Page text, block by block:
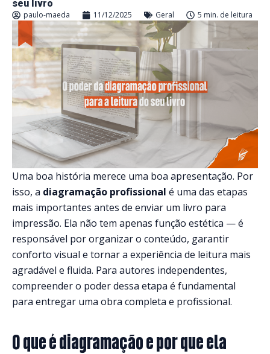
seu livro
paulo-maeda 11/12/2025 Geral 5 min. de leitura
Uma boa história merece uma boa apresentação. Por
isso, a diagramação profissional é uma das etapas
mais importantes antes de enviar um livro para
impressão. Ela não tem apenas função estética — é
responsável por organizar o conteúdo, garantir
conforto visual e tornar a experiência de leitura mais
agradável e fluida. Para autores independentes,
compreender o poder dessa etapa é fundamental
para entregar uma obra completa e profissional.
O que é diagramação e por que ela